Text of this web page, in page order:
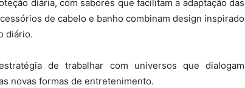
diária, com sabores que facilitam a adaptação das
de cabelo e banho combinam design inspirado
diário.
de trabalhar com universos que dialogam
novas formas de entretenimento.